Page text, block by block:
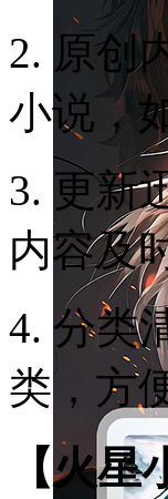
2. 原创
小说，
3. 更新
内容及
4. 分类
类，方
【火星